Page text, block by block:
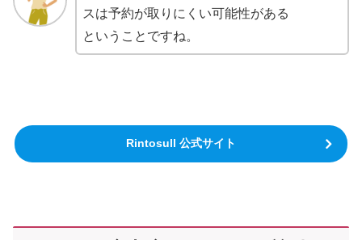
スは予約が取りにくい可能性がある
ということですね。
Rintosull 公式サイト